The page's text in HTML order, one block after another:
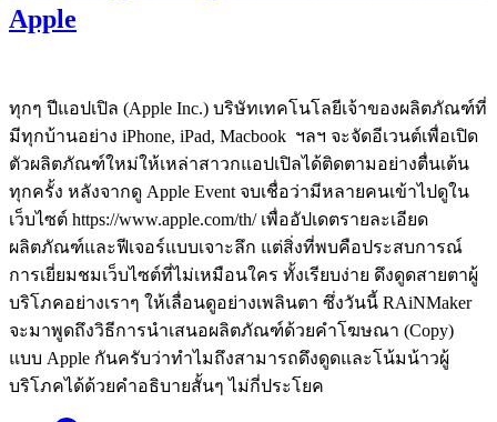
Apple
ทุกๆ ปีแอปเปิล (Apple Inc.) บริษัทเทคโนโลยีเจ้าของผลิตภัณฑ์ที่
มีทุกบ้านอย่าง iPhone, iPad, Macbook ฯลฯ จะจัดอีเวนต์เพื่อเปิด
ตัวผลิตภัณฑ์ใหม่ให้เหล่าสาวกแอปเปิลได้ติดตามอย่างตื่นเต้น
ทุกครั้ง หลังจากดู Apple Event จบเชื่อว่ามีหลายคนเข้าไปดูใน
เว็บไซต์ https://www.apple.com/th/ เพื่ออัปเดตรายละเอียด
ผลิตภัณฑ์และฟีเจอร์แบบเจาะลึก แต่สิ่งที่พบคือประสบการณ์
การเยี่ยมชมเว็บไซต์ที่ไม่เหมือนใคร ทั้งเรียบง่าย ดึงดูดสายตาผู้
บริโภคอย่างเราๆ ให้เลื่อนดูอย่างเพลินตา ซึ่งวันนี้ RAiNMaker
จะมาพูดถึงวิธีการนำเสนอผลิตภัณฑ์ด้วยคำโฆษณา (Copy)
แบบ Apple กันครับว่าทำไมถึงสามารถดึงดูดและโน้มน้าวผู้
บริโภคได้ด้วยคำอธิบายสั้นๆ ไม่กี่ประโยค